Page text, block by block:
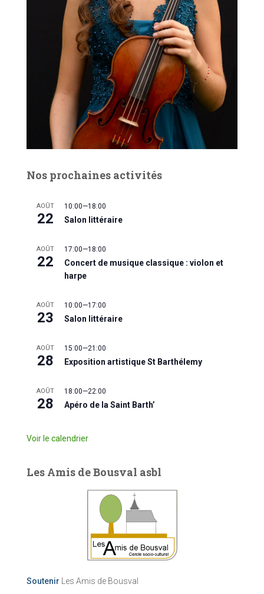
Nos prochaines activités
AOÛT
22
10:00—18:00
Salon littéraire
AOÛT
22
17:00—18:00
Concert de musique classique : violon et
harpe
AOÛT
23
10:00—17:00
Salon littéraire
AOÛT
28
15:00—21:00
Exposition artistique St Barthélemy
AOÛT
28
18:00—22:00
Apéro de la Saint Barth’
Voir le calendrier
Les Amis de Bousval asbl
Soutenir Les Amis de Bousval